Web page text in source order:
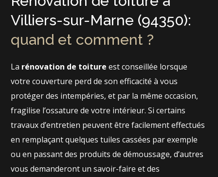
Villiers-sur-Marne (94350):
quand et comment ?
La rénovation de toiture est conseillée lorsque
votre couverture perd de son efficacité à vous
protéger des intempéries, et par la même occasion,
fragilise l’ossature de votre intérieur. Si certains
travaux d’entretien peuvent être facilement effectués
en remplaçant quelques tuiles cassées par exemple
ou en passant des produits de démoussage, d’autres
vous demanderont un savoir-faire et des